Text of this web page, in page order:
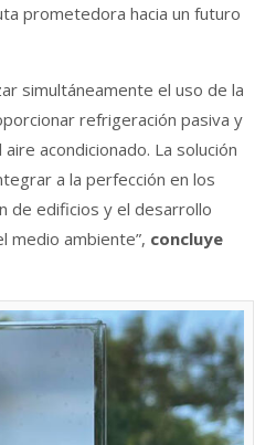
prometedora hacia un futuro
simultáneamente el uso de la
refrigeración pasiva y
acondicionado. La solución
a la perfección en los
de edificios y el desarrollo
medio ambiente”, concluye